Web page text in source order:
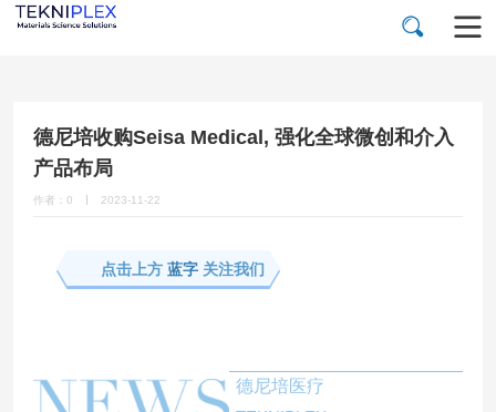
德尼培收购Seisa Medical, 强化全球微创和介入
产品布局
作者：0 2023-11-22
点击上方 蓝字 关注我们
德尼培医疗